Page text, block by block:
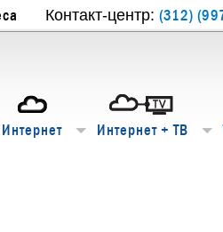
Контакт-центр: (312)
Интернет Интернет + ТВ